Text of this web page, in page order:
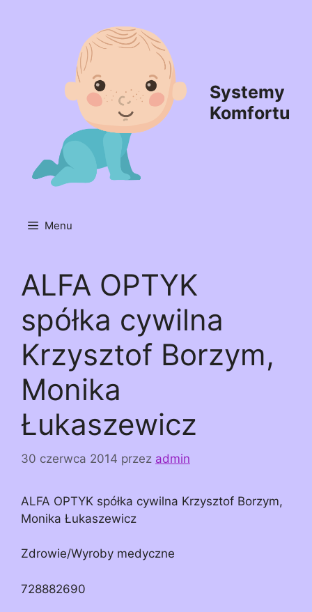
Systemy
Komfortu
Menu
ALFA OPTYK
spółka cywilna
Krzysztof Borzym,
Monika
Łukaszewicz
30 czerwca 2014 przez admin
ALFA OPTYK spółka cywilna Krzysztof Borzym,
Monika Łukaszewicz
Zdrowie/Wyroby medyczne
728882690